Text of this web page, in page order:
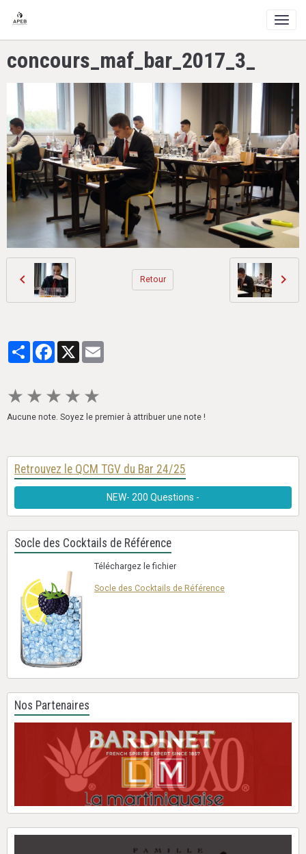
concours_maf_bar_2017_3_
Retour
PartagerFacebook
X
★ ★ ★ ★ ★
Aucune note. Soyez le premier à attribuer une note !
Retrouvez le QCM TGV du Bar 24/25
NEW- 200 Questions -
Socle des Cocktails de Référence
Téléchargez le fichier
Socle des Cocktails de Référence
Nos Partenaires